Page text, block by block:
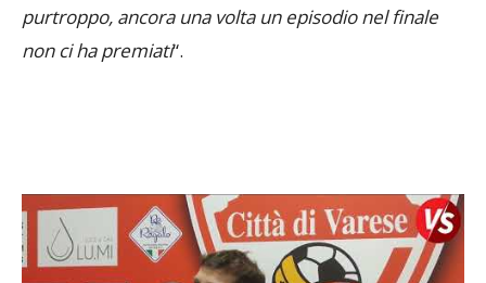
purtroppo, ancora una volta un episodio nel finale
non ci ha premiati“.